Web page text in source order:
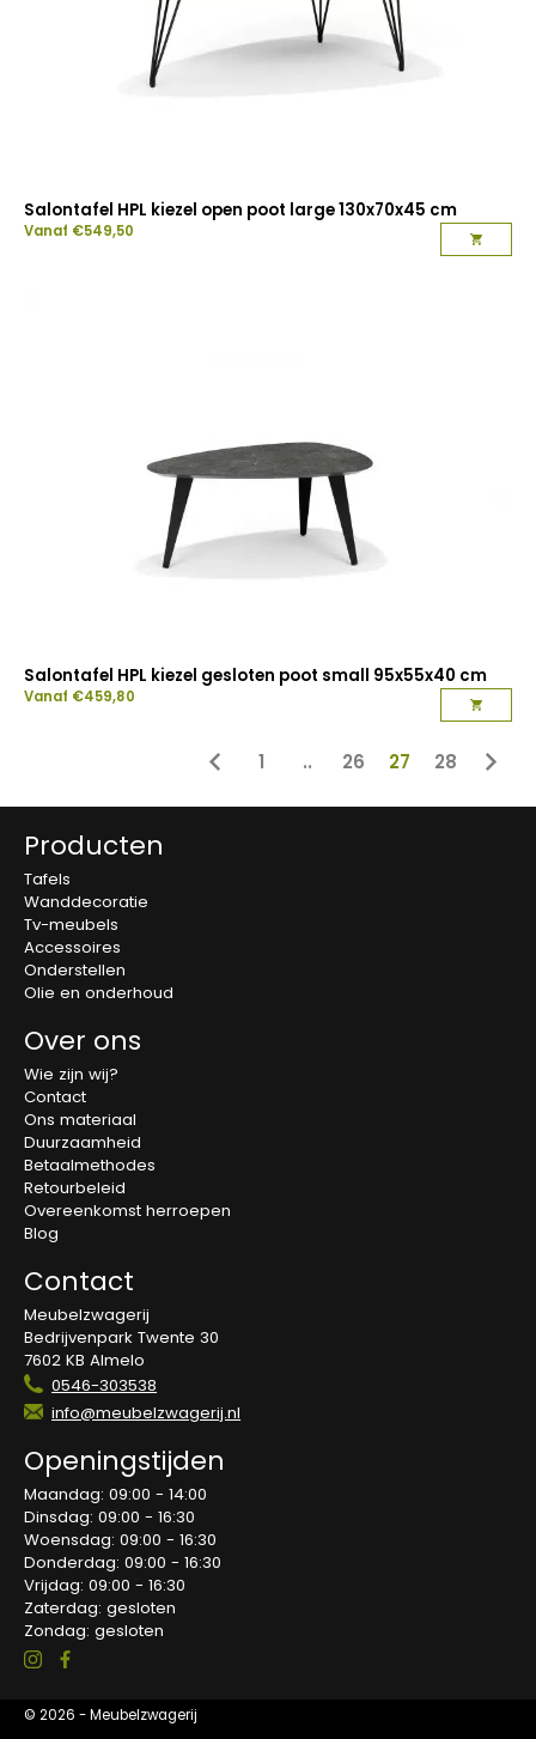
Salontafel HPL kiezel open poot large 130x70x45 cm
Vanaf €549,50
Salontafel HPL kiezel gesloten poot small 95x55x40 cm
Vanaf €459,80
1 .. 26 27 28
Producten
Tafels
Wanddecoratie
Tv-meubels
Accessoires
Onderstellen
Olie en onderhoud
Over ons
Wie zijn wij?
Contact
Ons materiaal
Duurzaamheid
Betaalmethodes
Retourbeleid
Overeenkomst herroepen
Blog
Contact
Meubelzwagerij
Bedrijvenpark Twente 30
7602 KB Almelo
0546-303538
info@meubelzwagerij.nl
Openingstijden
Maandag: 09:00 - 14:00
Dinsdag: 09:00 - 16:30
Woensdag: 09:00 - 16:30
Donderdag: 09:00 - 16:30
Vrijdag: 09:00 - 16:30
Zaterdag: gesloten
Zondag: gesloten
© 2026 - Meubelzwagerij